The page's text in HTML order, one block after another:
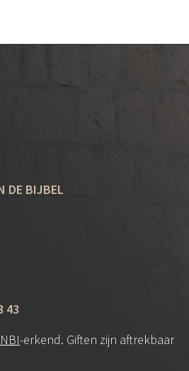
DE BIJBEL
43
-erkend. Giften zijn aftrekbaar